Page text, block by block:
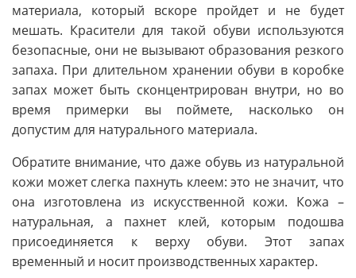
материала, который вскоре пройдет и не будет
мешать. Красители для такой обуви используются
безопасные, они не вызывают образования резкого
запаха. При длительном хранении обуви в коробке
запах может быть сконцентрирован внутри, но во
время примерки вы поймете, насколько он
допустим для натурального материала.
Обратите внимание, что даже обувь из натуральной
кожи может слегка пахнуть клеем: это не значит, что
она изготовлена из искусственной кожи. Кожа –
натуральная, а пахнет клей, которым подошва
присоединяется к верху обуви. Этот запах
временный и носит производственных характер.